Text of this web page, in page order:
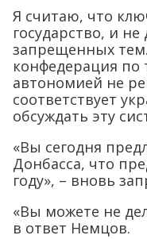
Я считаю, что
государство, и
запрещенных
конфедерация
автономией не
соответствует
обсуждать эту
«Вы сегодня
Донбасса, что
году», – вновь
«Вы можете не
в ответ Немцов.